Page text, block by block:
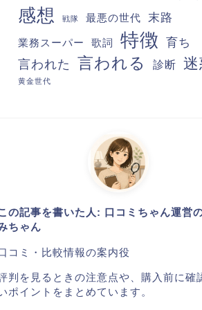
感想 戦隊 最悪の世代 末路
業務スーパー 歌詞 特徴 育ち
言われた 言われる 診断 迷
黄金世代
の記事を書いた人: 口コミちゃん運営
ちゃん
コミ・比較情報の案内役
判を見るときの注意点や、購入前に確
ポイントをまとめています。